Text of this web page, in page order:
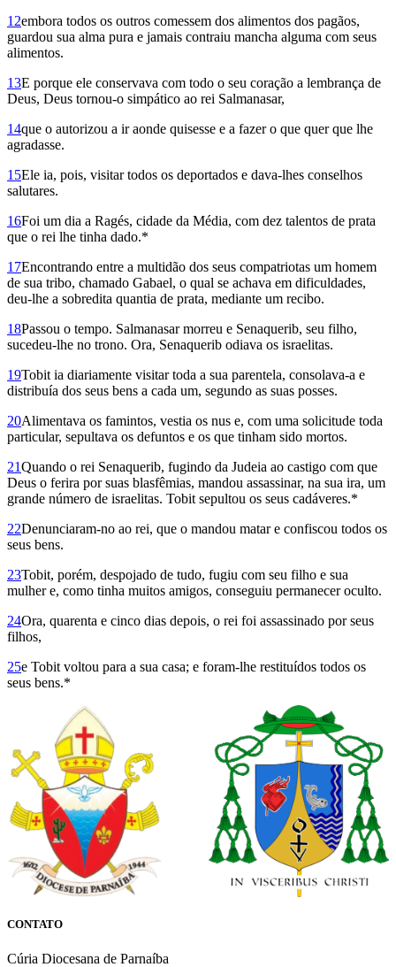
12embora todos os outros comessem dos alimentos dos pagãos,
guardou sua alma pura e jamais contraiu mancha alguma com seus
alimentos.
13E porque ele conservava com todo o seu coração a lembrança de
Deus, Deus tornou-o simpático ao rei Salmanasar,
14que o autorizou a ir aonde quisesse e a fazer o que quer que lhe
agradasse.
15Ele ia, pois, visitar todos os deportados e dava-lhes conselhos
salutares.
16Foi um dia a Ragés, cidade da Média, com dez talentos de prata
que o rei lhe tinha dado.*
17Encontrando entre a multidão dos seus compatriotas um homem
de sua tribo, chamado Gabael, o qual se achava em dificuldades,
deu-lhe a sobredita quantia de prata, mediante um recibo.
18Passou o tempo. Salmanasar morreu e Senaquerib, seu filho,
sucedeu-lhe no trono. Ora, Senaquerib odiava os israelitas.
19Tobit ia diariamente visitar toda a sua parentela, consolava-a e
distribuía dos seus bens a cada um, segundo as suas posses.
20Alimentava os famintos, vestia os nus e, com uma solicitude toda
particular, sepultava os defuntos e os que tinham sido mortos.
21Quando o rei Senaquerib, fugindo da Judeia ao castigo com que
Deus o ferira por suas blasfêmias, mandou assassinar, na sua ira, um
grande número de israelitas. Tobit sepultou os seus cadáveres.*
22Denunciaram-no ao rei, que o mandou matar e confiscou todos os
seus bens.
23Tobit, porém, despojado de tudo, fugiu com seu filho e sua
mulher e, como tinha muitos amigos, conseguiu permanecer oculto.
24Ora, quarenta e cinco dias depois, o rei foi assassinado por seus
filhos,
25e Tobit voltou para a sua casa; e foram-lhe restituídos todos os
seus bens.*
CONTATO
Cúria Diocesana de Parnaíba